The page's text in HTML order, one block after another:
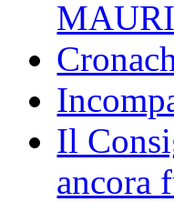
Il
ancora